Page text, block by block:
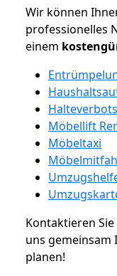
Wir können
professionelles
einem
Möbellift
Möbeltaxi
Kontaktieren
uns gemeinsam
planen!